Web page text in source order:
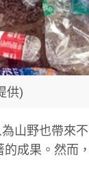
供)
山野也帶來
成果。然而